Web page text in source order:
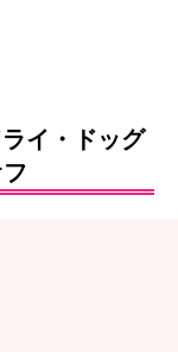
イ・ドッグ